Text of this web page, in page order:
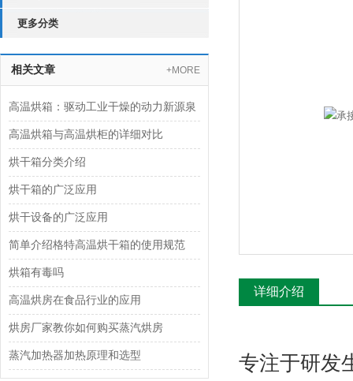
更多分类
相关文章 +MORE
高温烘箱：驱动工业干燥的动力新源泉
高温烘箱与高温烘柜的详细对比
烘干箱分类介绍
烘干箱的广泛应用
烘干设备的广泛应用
简单介绍格特高温烘干箱的使用规范
烘箱有毒吗
高温烘房在食品行业的应用
烘房厂家教你如何购买蒸汽烘房
蒸汽加热器加热原理和选型
详细介绍
专注于研发